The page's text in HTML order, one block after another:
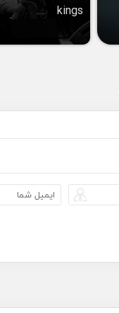
kings